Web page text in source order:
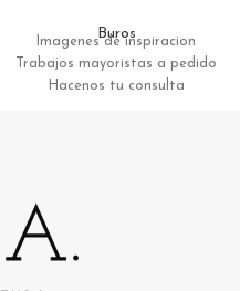
Buros
Imagenes de inspiracion
Trabajos mayoristas a pedido
Hacenos tu consulta